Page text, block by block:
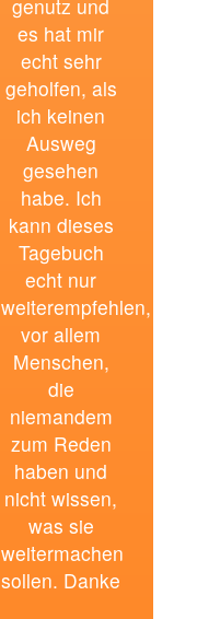
genutz und
es hat mir
echt sehr
geholfen, als
ich keinen
Ausweg
gesehen
habe. Ich
kann dieses
Tagebuch
echt nur
weiterempfehlen,
vor allem
Menschen,
die
niemandem
zum Reden
haben und
nicht wissen,
was sie
weitermachen
sollen. Danke